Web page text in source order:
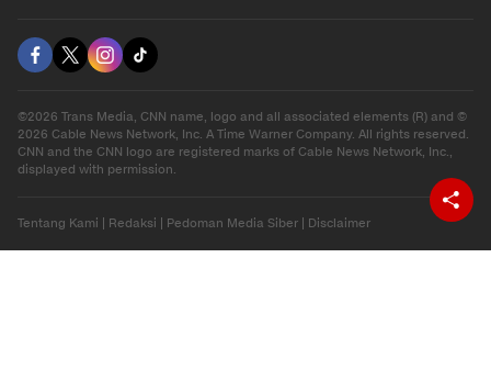
©2026 Trans Media, CNN name, logo and all associated elements (R) and ©
2026 Cable News Network, Inc. A Time Warner Company. All rights reserved.
CNN and the CNN logo are registered marks of Cable News Network, Inc.,
displayed with permission.
Tentang Kami Redaksi Pedoman Media Siber Disclaimer